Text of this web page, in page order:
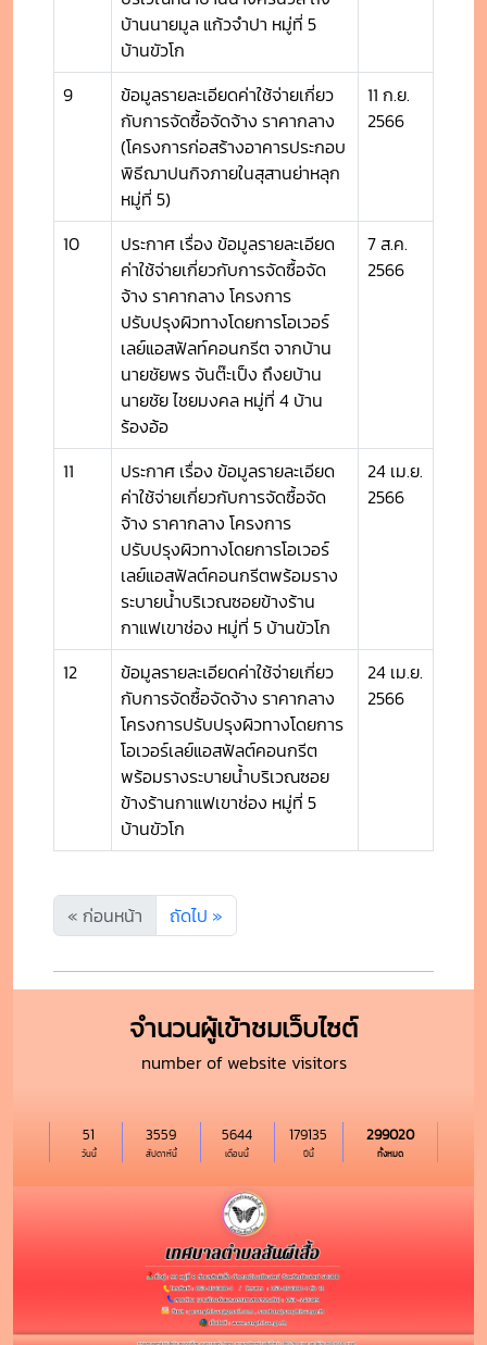
บ้านนายมูล แก้วจำปา หมู่ที่ 5
บ้านขัวโก
9
ข้อมูลรายละเอียดค่าใช้จ่ายเกี่ยว
กับการจัดซื้อจัดจ้าง ราคากลาง
(โครงการก่อสร้างอาคารประกอบ
พิธีฌาปนกิจภายในสุสานย่าหลุก
หมู่ที่ 5)
11 ก.ย.
2566
10
ประกาศ เรื่อง ข้อมูลรายละเอียด
ค่าใช้จ่ายเกี่ยวกับการจัดซื้อจัด
จ้าง ราคากลาง โครงการ
ปรับปรุงผิวทางโดยการโอเวอร์
เลย์แอสฟัลท์คอนกรีต จากบ้าน
นายชัยพร จันต๊ะเป็ง ถึงยบ้าน
นายชัย ไชยมงคล หมู่ที่ 4 บ้าน
ร้องอ้อ
7 ส.ค.
2566
11
ประกาศ เรื่อง ข้อมูลรายละเอียด
ค่าใช้จ่ายเกี่ยวกับการจัดซื้อจัด
จ้าง ราคากลาง โครงการ
ปรับปรุงผิวทางโดยการโอเวอร์
เลย์แอสฟัลต์คอนกรีตพร้อมราง
ระบายน้ำบริเวณซอยข้างร้าน
กาแฟเขาช่อง หมู่ที่ 5 บ้านขัวโก
24 เม.ย.
2566
12
ข้อมูลรายละเอียดค่าใช้จ่ายเกี่ยว
กับการจัดซื้อจัดจ้าง ราคากลาง
โครงการปรับปรุงผิวทางโดยการ
โอเวอร์เลย์แอสฟัลต์คอนกรีต
พร้อมรางระบายน้ำบริเวณซอย
ข้างร้านกาแฟเขาช่อง หมู่ที่ 5
บ้านขัวโก
24 เม.ย.
2566
« ก่อนหน้า ถัดไป »
จำนวนผู้เข้าชมเว็บไซต์
number of website visitors
วันนี้
51
สัปดาห์นี้
3559
เดือนนี้
5644
ปีนี้
179135
ทั้งหมด
299020